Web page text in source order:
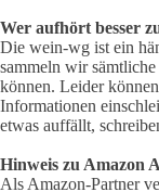
Wer aufhört besser
Die wein-wg ist ein
sammeln wir
können. Leider
Informationen
etwas auffällt,
Hinweis zu Amazon
Als Amazon-Partner